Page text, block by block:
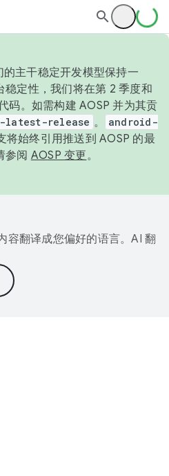
主干稳定开发模型保持一
定性，我们将在第 2 季度和
码。如需构建 AOSP 并为其贡
latest-release 。
android-
将始终引用推送到 AOSP 的最
参阅 AOSP 变更。
容翻译成您偏好的语言。AI 翻